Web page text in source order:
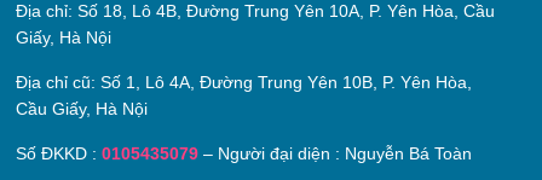
Địa chỉ:Số 18, Lô 4B, Đường Trung Yên 10A, P. Yên Hòa, Cầu
Giấy, Hà Nội
Địa chỉ cũ:Số 1, Lô 4A, Đường Trung Yên 10B, P. Yên Hòa,
Cầu Giấy, Hà Nội
Số ĐKKD :0105435079 – Người đại diện : Nguyễn Bá Toàn